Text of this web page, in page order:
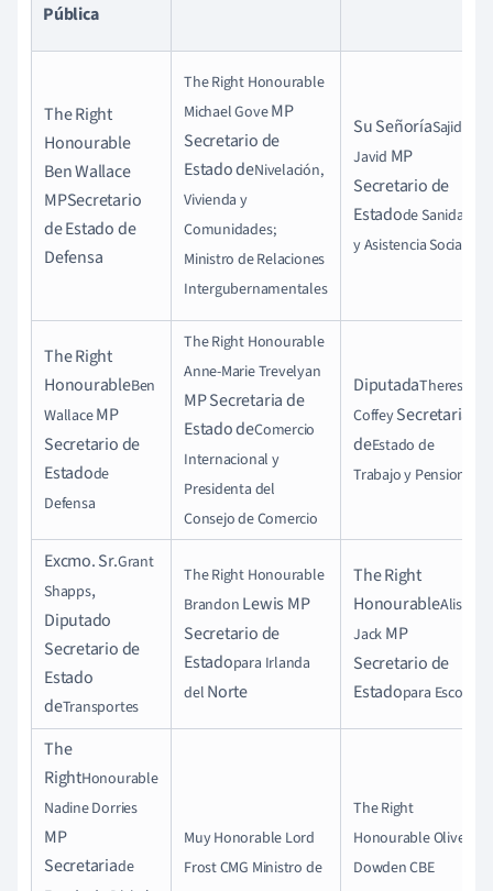
Pública
The Right
Honourable
Ben Wallace
MPSecretario
de Estado de
Defensa
The Right Honourable
Michael GoveMP
Secretario de
Estado deNivelación,
Vivienda y
Comunidades;
Ministro de Relaciones
Intergubernamentales
Su SeñoríaSajid
Javid MP
Secretario de
Estadode Sanidad
y Asistencia Social
The Right
HonourableBen
WallaceMP
Secretario de
Estadode
Defensa
The Right Honourable
Anne-Marie Trevelyan
MP Secretaria de
Estado deComercio
Internacional y
Presidenta del
Consejo de Comercio
DiputadaTherese
CoffeySecretaria
deEstado de
Trabajo y Pensiones
Excmo. Sr.Grant
Shapps,
Diputado
Secretario de
Estado
deTransportes
The Right Honourable
Brandon Lewis MP
Secretario de
Estadopara Irlanda
del Norte
The Right
HonourableAlister
Jack MP
Secretario de
Estadopara Escocia
The
RightHonourable
Nadine Dorries
MP
Secretariade
Muy Honorable Lord
Frost CMG Ministro de
The Right
Honourable Oliver
Dowden CBE